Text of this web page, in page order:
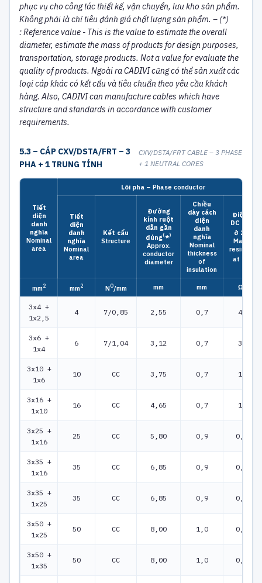
phục vụ cho công tác thiết kế, vận chuyển, lưu kho sản phẩm.
Không phải là chỉ tiêu đánh giá chất lượng sản phẩm. – (*)
:Reference value - This is the value to estimate the overall
diameter, estimate the mass of products for design purposes,
transportation, storage products. Not a value for evaluate the
quality of products. Ngoài ra CADIVI cũng có thể sản xuất các
loại cáp khác có kết cấu và tiêu chuẩn theo yêu cầu khách
hàng. Also, CADIVI can manufacture cables which have
structure and standards in accordance with customer
requirements.
5.3 – CÁP CXV/DSTA/FRT – 3
PHA + 1 TRUNG TÍNH
CXV/DSTA/FRT CABLE – 3 PHASE
+ 1 NEUTRAL CORES
Tiết
diện
danh
nghĩa
Nominal
area
Lõi pha – Phase conductor
Tiết
diện
danh
nghĩa
Nominal
area
Kết cấu
Structure
Đường
kính ruột
dẫn gần
đúng(*)
Approx.
conductor
diameter
Chiều
dày cách
điện
danh
nghĩa
Nominal
thickness
of
insulation
Điện
DC
ở 20
Max. DC
resistance
at 20
mm2 mm2 N0/mm mm mm Ω/km
3x4 +
1x2,5
4 7/0,85 2,55 0,7 4,61
3x6 +
1x4
6 7/1,04 3,12 0,7 3,08
3x10 +
1x6
10 CC 3,75 0,7 1,83
3x16 +
1x10
16 CC 4,65 0,7 1,15
3x25 +
1x16
25 CC 5,80 0,9 0,727
3x35 +
1x16
35 CC 6,85 0,9 0,524
3x35 +
1x25
35 CC 6,85 0,9 0,524
3x50 +
1x25
50 CC 8,00 1,0 0,387
3x50 +
1x35
50 CC 8,00 1,0 0,387